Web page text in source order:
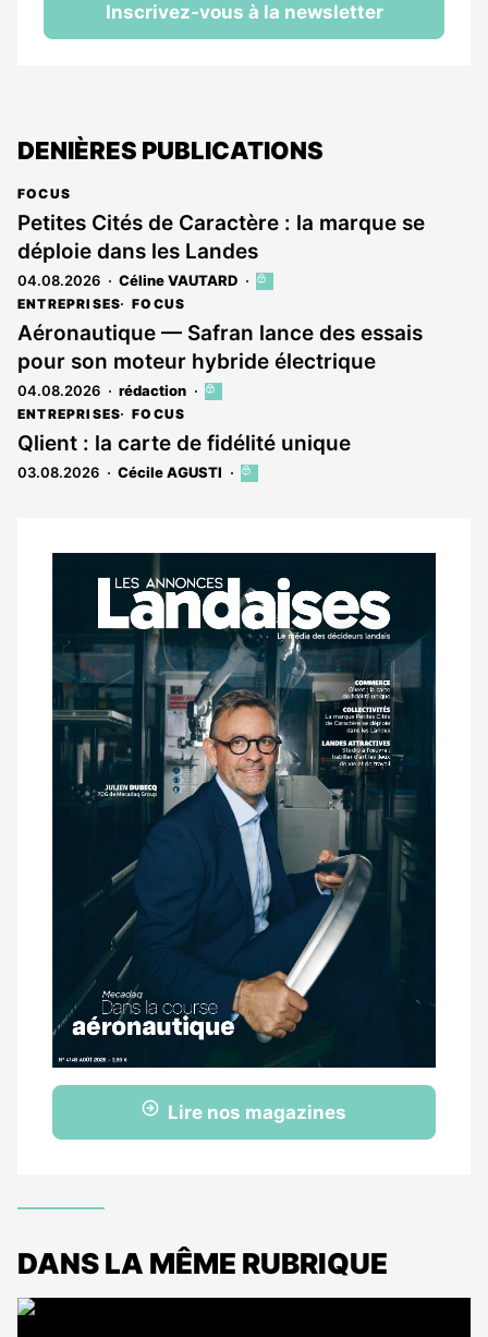
Inscrivez-vous à la newsletter
DENIÈRES PUBLICATIONS
FOCUS
Petites Cités de Caractère : la marque se
déploie dans les Landes
04.08.2026 Céline VAUTARD
Cet
est
réservé
aux
ENTREPRISES FOCUS
Aéronautique — Safran lance des essais
pour son moteur hybride électrique
04.08.2026 rédaction
Cet
est
réservé
aux
ENTREPRISES FOCUS
Qlient : la carte de fidélité unique
03.08.2026 Cécile AGUSTI
Cet
aux
abonnés
Notre
dernier
magazine
Lire nos magazines
DANS LA MÊME RUBRIQUE